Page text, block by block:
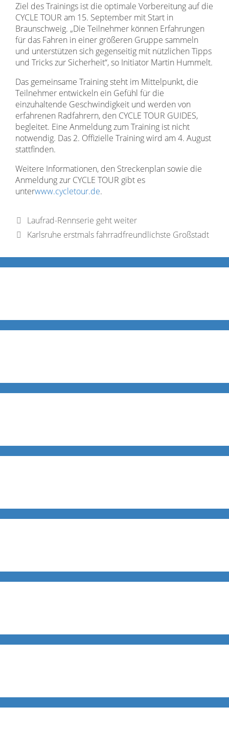
Ziel des Trainings ist die optimale Vorbereitung auf die
CYCLE TOUR am 15. September mit Start in
Braunschweig. „Die Teilnehmer können Erfahrungen
für das Fahren in einer größeren Gruppe sammeln
und unterstützen sich gegenseitig mit nützlichen Tipps
und Tricks zur Sicherheit“, so Initiator Martin Hummelt.
Das gemeinsame Training steht im Mittelpunkt, die
Teilnehmer entwickeln ein Gefühl für die
einzuhaltende Geschwindigkeit und werden von
erfahrenen Radfahrern, den CYCLE TOUR GUIDES,
begleitet. Eine Anmeldung zum Training ist nicht
notwendig. Das 2. Offizielle Training wird am 4. August
stattfinden.
Weitere Informationen, den Streckenplan sowie die
Anmeldung zur CYCLE TOUR gibt es
unterwww.cycletour.de.
Laufrad-Rennserie geht weiter
Karlsruhe erstmals fahrradfreundlichste Großstadt